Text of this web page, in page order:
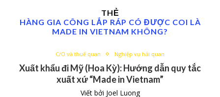
THẺ
HÀNG GIA CÔNG LẮP RÁP CÓ ĐƯỢC COI LÀ
MADE IN VIETNAM KHÔNG?
C/O và thuế quan Nghiệp vụ hải quan
Xuất khẩu đi Mỹ (Hoa Kỳ): Hướng dẫn quy tắc
xuất xứ “Made in Vietnam”
Viết bởi Joel Luong